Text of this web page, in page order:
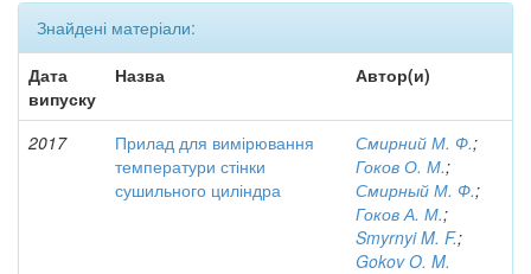
Знайдені матеріали:
Дата
випуску
Назва Автор(и)
2017
Прилад для вимірювання
температури стінки
сушильного циліндра
Смирний М. Ф.;
Гоков О. М.;
Смирный М. Ф.;
Гоков А. М.;
Smyrnyi M. F.;
Gokov O. M.